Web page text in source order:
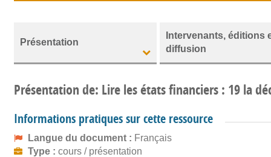
Présentation
Intervenants, éditions
diffusion
Présentation de: Lire les états financiers : 19 la
Informations pratiques sur cette ressource
Langue du document : Français
Type : cours / présentation